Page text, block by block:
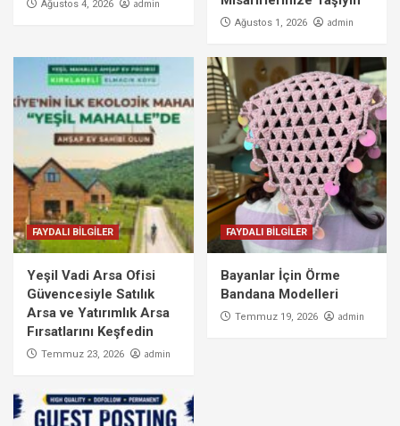
Ağustos 4, 2026 admin
Ağustos 1, 2026 admin
FAYDALI BİLGİLER
Yeşil Vadi Arsa Ofisi
Güvencesiyle Satılık
Arsa ve Yatırımlık Arsa
Fırsatlarını Keşfedin
Temmuz 23, 2026 admin
FAYDALI BİLGİLER
Bayanlar İçin Örme
Bandana Modelleri
Temmuz 19, 2026 admin